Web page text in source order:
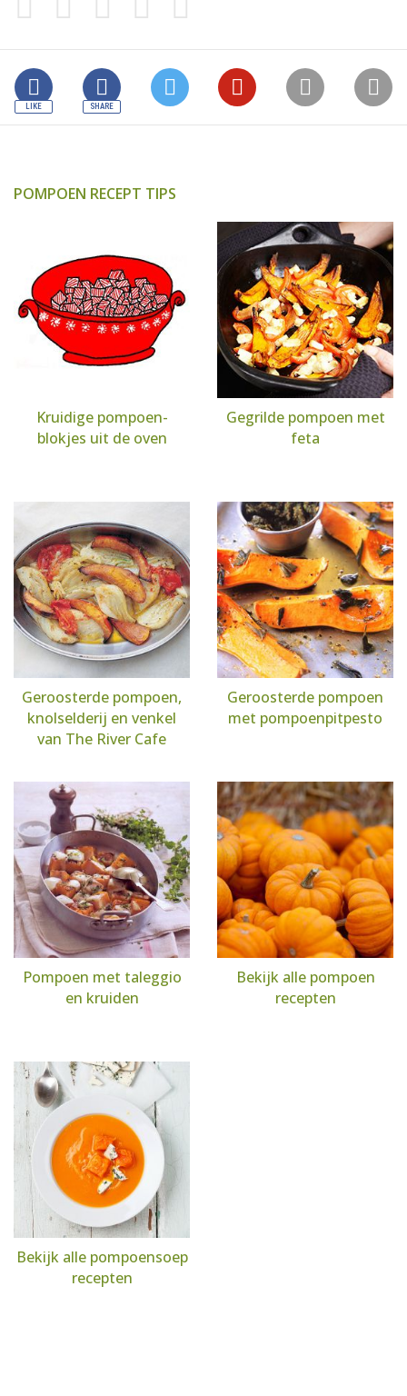
POMPOEN RECEPT TIPS
Kruidige pompoen-
blokjes uit de oven
Gegrilde pompoen met
feta
Geroosterde pompoen,
knolselderij en venkel
van The River Cafe
Geroosterde pompoen
met pompoenpitpesto
Pompoen met taleggio
en kruiden
Bekijk alle pompoen
recepten
Bekijk alle pompoensoep
recepten